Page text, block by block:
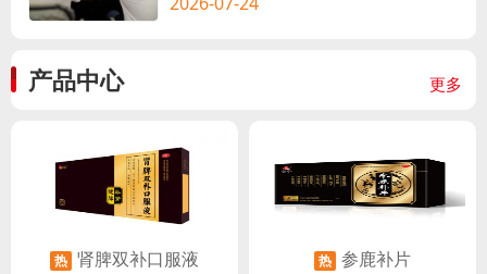
产品中心 更多
热 肾脾双补口服液 热 参鹿补片